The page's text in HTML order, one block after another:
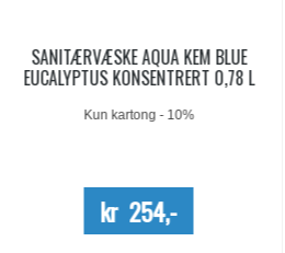
AQUA KEM BLUE SACHETS
SANITÆRVÆSKE 15 DOSER
kr 209,-